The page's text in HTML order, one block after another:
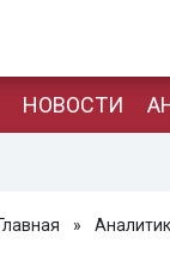
НОВОСТИ
Главная »